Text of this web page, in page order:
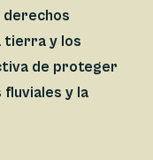
derechos
tierra y los
de proteger
y la